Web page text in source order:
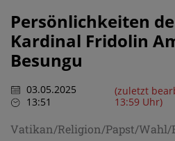
Persönlichkeiten
Kardinal Fridolin
Besungu
03.05.2025
13:51
(zuletzt
13:59 Uhr)
Vatikan/Religion/Papst/Wahl/